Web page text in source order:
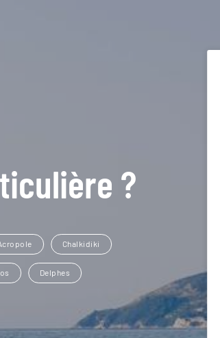
?
Chalkidiki
Delphes